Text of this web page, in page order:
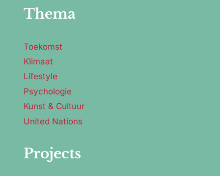
Thema
Toekomst
Klimaat
Lifestyle
Psychologie
Kunst & Cultuur
United Nations
Projects